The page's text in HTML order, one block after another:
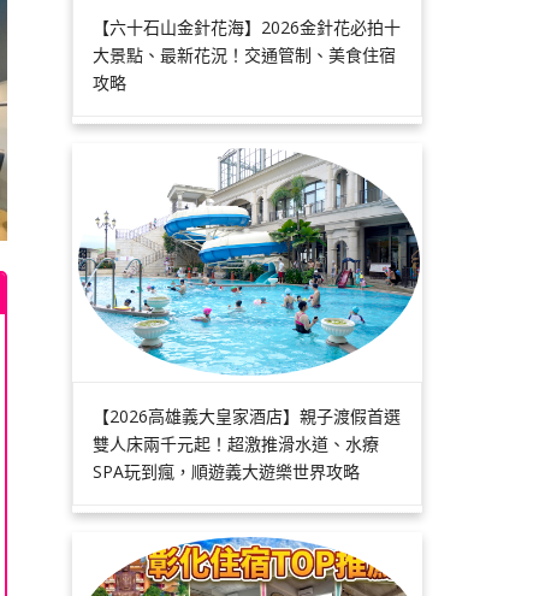
【六十石山金針花海】2026金針花必拍十
大景點、最新花況！交通管制、美食住宿
攻略
【2026高雄義大皇家酒店】親子渡假首選
雙人床兩千元起！超激推滑水道、水療
SPA玩到瘋，順遊義大遊樂世界攻略